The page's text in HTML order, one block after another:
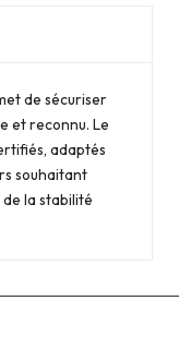
de sécuriser
et reconnu. Le
adaptés
souhaitant
la stabilité